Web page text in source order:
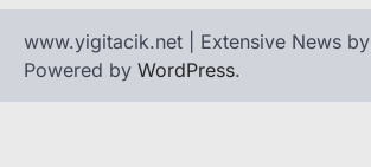
www.yigitacik.net | Extensive News by
Powered by WordPress.